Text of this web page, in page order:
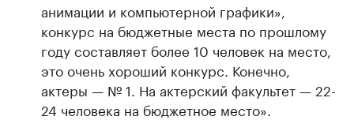
анимации и компьютерной графики»,
конкурс на бюджетные места по прошлому
году составляет более 10 человек на место,
это очень хороший конкурс. Конечно,
актеры — № 1. На актерский факультет — 22-
24 человека на бюджетное место».